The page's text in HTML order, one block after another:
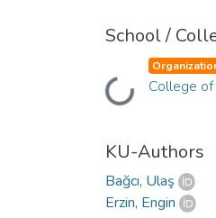
School /
Loading... College of
KU-Authors
Bağcı, Ulaş
Erzin, Engin